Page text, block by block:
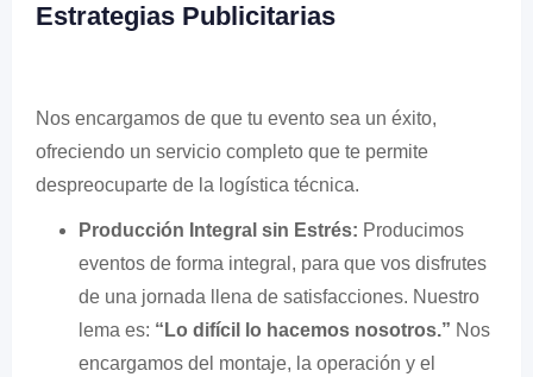
Estrategias Publicitarias
Nos encargamos de que tu evento sea un éxito,
ofreciendo un servicio completo que te permite
despreocuparte de la logística técnica.
Producción Integral sin Estrés: Producimos
eventos de forma integral, para que vos disfrutes
de una jornada llena de satisfacciones. Nuestro
lema es: “Lo difícil lo hacemos nosotros.” Nos
encargamos del montaje, la operación y el